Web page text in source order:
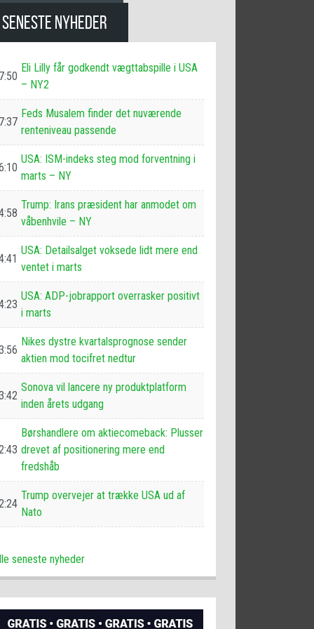
SENESTE NYHEDER
Eli Lilly får godkendt vægttabspille i USA
– NY2
Feds Musalem finder det nuværende
renteniveau passende
USA: ISM-indeks steg mod forventning i
marts – NY
Trump: Irans præsident har anmodet om
våbenhvile – NY
USA: Detailsalget voksede lidt mere end
ventet i marts
USA: ADP-jobrapport overrasker positivt
i marts
Nikes dystre kvartalsprognose sender
aktien mod tocifret nedtur
Sonova vil lancere ny produktplatform
inden årets udgang
Børshandlere om aktiecomeback: Plusser
drevet af positionering mere end
fredshåb
Trump overvejer at trække USA ud af
Nato
seneste nyheder